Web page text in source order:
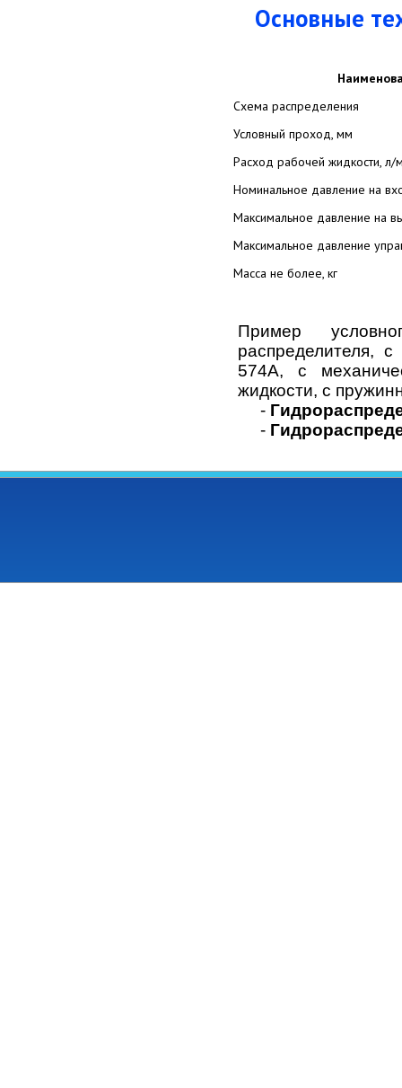
Основные
Схема распределения
Условный проход, мм
Расход рабочей жидкости, л/
Номинальное давление на
Максимальное давление на
Максимальное давление
Масса не более, кг
Пример
распределителя,
574A, с
жидкости, с
-
-